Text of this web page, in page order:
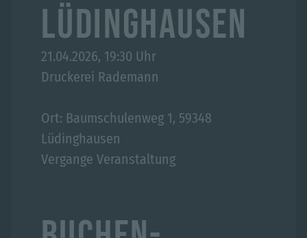
LÜDINGHAUSEN
21.04.2026, 19:30 Uhr
Druckerei Rademann
Ort: Baumschulenweg 1, 59348
Lüdinghausen
Vergange Veranstaltung